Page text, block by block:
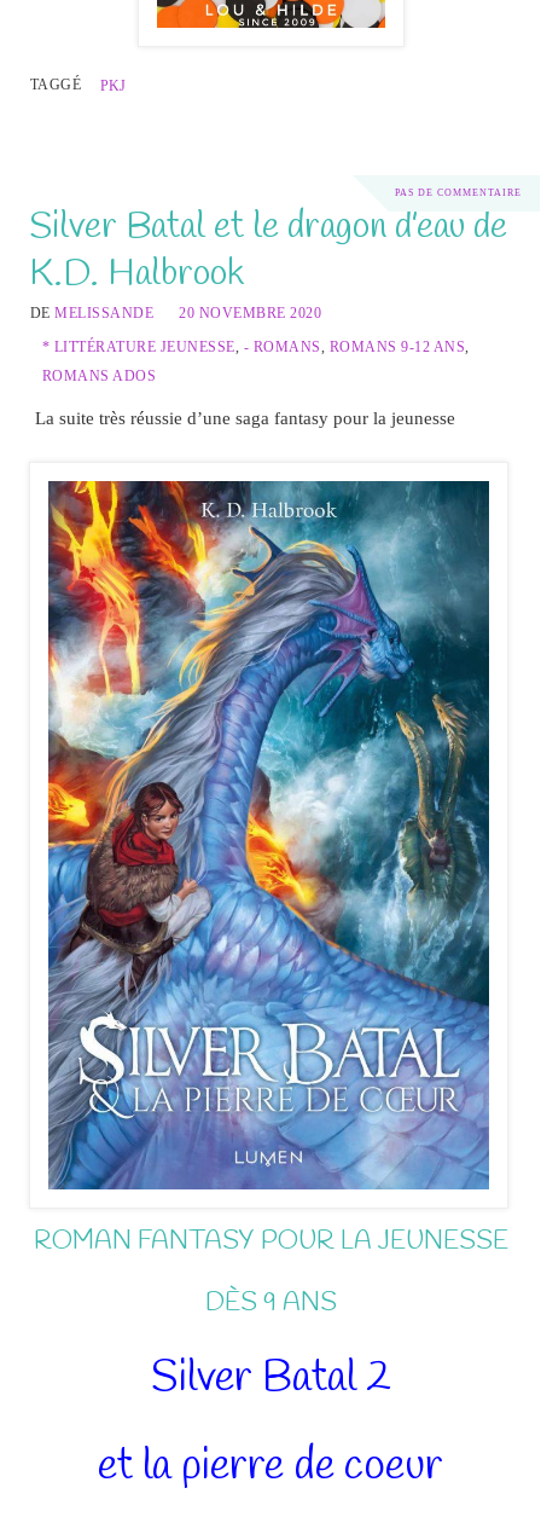
TAGGÉ PKJ
PAS DE COMMENTAIRE
Silver Batal et le dragon d’eau de
K.D. Halbrook
DEMELISSANDE
20 NOVEMBRE 2020
* LITTÉRATURE JEUNESSE - ROMANS ROMANS 9-12 ANS
ROMANS ADOS
La suite très réussie d’une saga fantasy pour la jeunesse
ROMAN FANTASY POUR LA JEUNESSE
DÈS 9 ANS
Silver Batal 2
et la pierre de coeur